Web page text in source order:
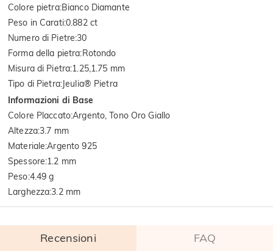
Colore pietra:Bianco Diamante
Peso in Carati:0.882 ct
Numero di Pietre:30
Forma della pietra:Rotondo
Misura di Pietra:1.25,1.75 mm
Tipo di Pietra:Jeulia® Pietra
Informazioni di Base
Colore Placcato:Argento, Tono Oro Giallo
Altezza:3.7 mm
Materiale:Argento 925
Spessore:1.2 mm
Peso:4.49 g
Larghezza:3.2 mm
Recensioni FAQ